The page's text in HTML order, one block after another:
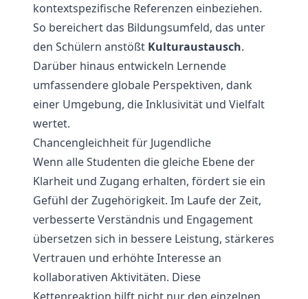
kontextspezifische Referenzen einbeziehen.
So bereichert das Bildungsumfeld, das unter
den Schülern anstößt Kulturaustausch.
Darüber hinaus entwickeln Lernende
umfassendere globale Perspektiven, dank
einer Umgebung, die Inklusivität und Vielfalt
wertet.
Chancengleichheit für Jugendliche
Wenn alle Studenten die gleiche Ebene der
Klarheit und Zugang erhalten, fördert sie ein
Gefühl der Zugehörigkeit. Im Laufe der Zeit,
verbesserte Verständnis und Engagement
übersetzen sich in bessere Leistung, stärkeres
Vertrauen und erhöhte Interesse an
kollaborativen Aktivitäten. Diese